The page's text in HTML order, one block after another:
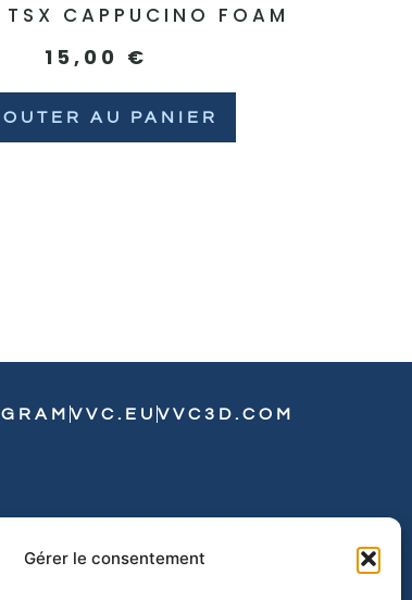
Gérer le consentement
CAPPUCINO FOAM
15,00 €
AU PANIER
VVC.EU VVC3D.COM